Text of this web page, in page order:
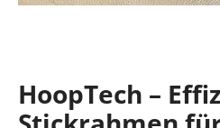
HoopTech –